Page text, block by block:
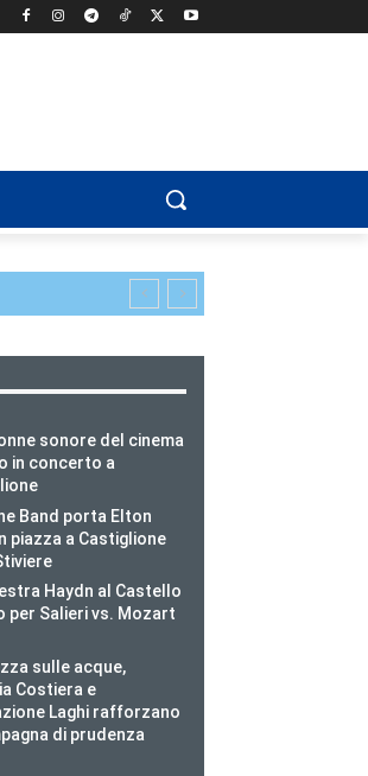
sonore del cinema
in concerto a
Band porta Elton
piazza a Castiglione
Haydn al Castello
per Salieri vs. Mozart
sulle acque,
Costiera e
Laghi rafforzano
di prudenza